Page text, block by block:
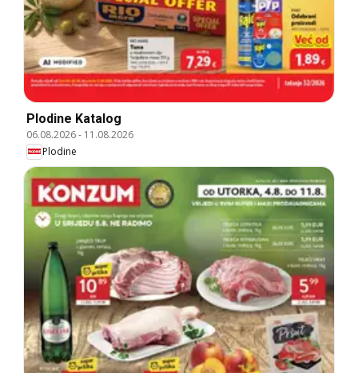
Plodine Katalog
06.08.2026- 11.08.2026
Plodine